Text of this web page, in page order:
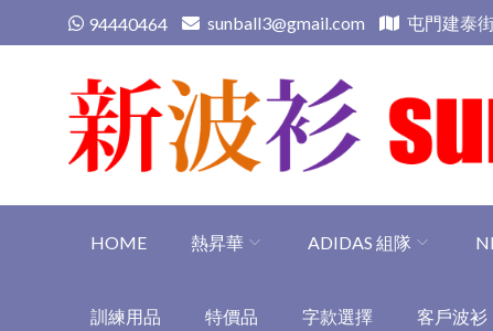
to
94440464 sunball3@gmail.com 屯門建泰
HOME 熱昇華 ADIDAS 組隊
訓練用品 特價品 字款選擇 客戶波衫